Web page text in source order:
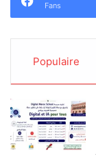
Fans
Populaire